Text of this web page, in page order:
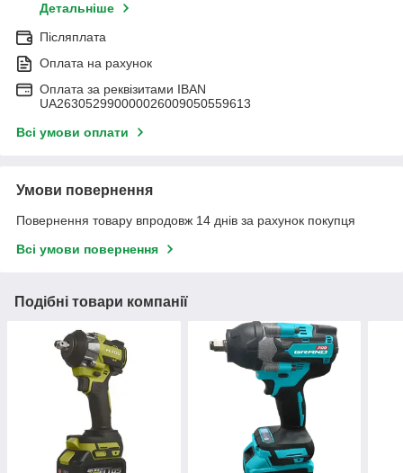
Детальніше
Післяплата
Оплата на рахунок
Оплата за реквізитами IBAN
UA263052990000026009050559613
Всі умови оплати
Умови повернення
Повернення товару впродовж 14 днів за рахунок покупця
Всі умови повернення
Подібні товари компанії